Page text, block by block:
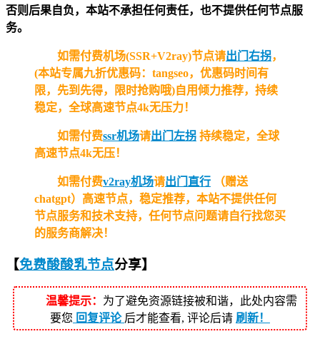
否则后果自负，本站不承担任何责任，也不提供任何节点服
务。
如需付费机场(SSR+V2ray)节点请出门右拐，
(本站专属九折优惠码：tangseo，优惠码时间有
限，先到先得，限时抢购哦)自用倾力推荐，持续
稳定，全球高速节点4k无压力！
如需付费ssr机场请出门左拐 持续稳定，全球
高速节点4k无压！
如需付费v2ray机场请出门直行 （赠送
chatgpt）高速节点，稳定推荐，本站不提供任何
节点服务和技术支持，任何节点问题请自行找您买
的服务商解决！
【免费酸酸乳节点分享】
温馨提示： 为了避免资源链接被和谐，此处内容需
要您 回复评论 后才能查看, 评论后请 刷新！